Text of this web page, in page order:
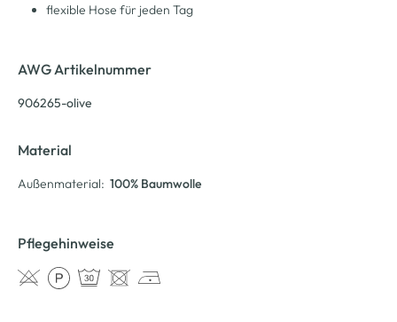
flexible Hose für jeden Tag
AWG Artikelnummer
906265-olive
Material
Außenmaterial: 100% Baumwolle
Pflegehinweise